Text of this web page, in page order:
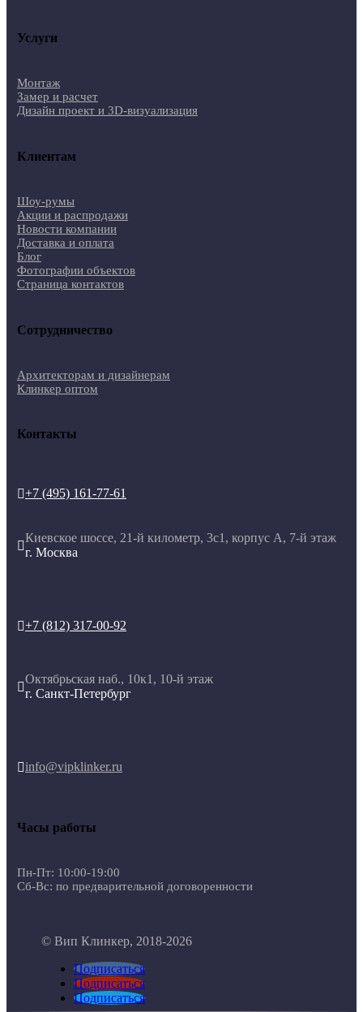
Услуги
Монтаж
Замер и расчет
Дизайн проект и 3D-визуализация
Клиентам
Шоу-румы
Акции и распродажи
Новости компании
Доставка и оплата
Блог
Фотографии объектов
Страница контактов
Сотрудничество
Архитекторам и дизайнерам
Клинкер оптом
Контакты
+7 (495) 161-77-61

Киевское шоссе, 21-й километр, 3с1, корпус А, 7-й этаж
г. Москва
+7 (812) 317-00-92

Октябрьская наб., 10к1, 10-й этаж
г. Санкт-Петербург
info@vipklinker.ru
Часы работы
Пн-Пт: 10:00-19:00
Сб-Вс: по предварительной договоренности
© Вип Клинкер, 2018-2026
Подписаться
Подписаться
Подписаться